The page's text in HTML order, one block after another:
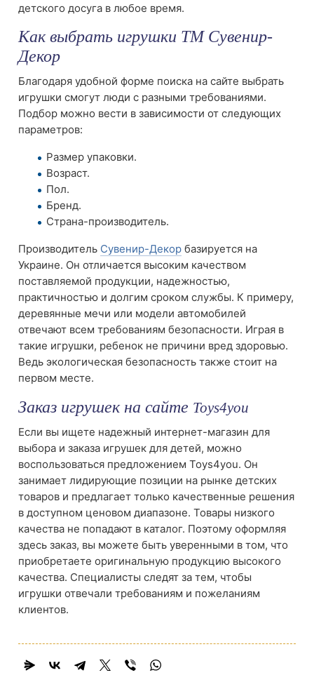
детского досуга в любое время.
Как выбрать игрушки ТМ Сувенир-
Декор
Благодаря удобной форме поиска на сайте выбрать
игрушки смогут люди с разными требованиями.
Подбор можно вести в зависимости от следующих
параметров:
Размер упаковки.
Возраст.
Пол.
Бренд.
Страна-производитель.
Производитель Сувенир-Декор базируется на
Украине. Он отличается высоким качеством
поставляемой продукции, надежностью,
практичностью и долгим сроком службы. К примеру,
деревянные мечи или модели автомобилей
отвечают всем требованиям безопасности. Играя в
такие игрушки, ребенок не причини вред здоровью.
Ведь экологическая безопасность также стоит на
первом месте.
Заказ игрушек на сайте Toys4you
Если вы ищете надежный интернет-магазин для
выбора и заказа игрушек для детей, можно
воспользоваться предложением Toys4you. Он
занимает лидирующие позиции на рынке детских
товаров и предлагает только качественные решения
в доступном ценовом диапазоне. Товары низкого
качества не попадают в каталог. Поэтому оформляя
здесь заказ, вы можете быть уверенными в том, что
приобретаете оригинальную продукцию высокого
качества. Специалисты следят за тем, чтобы
игрушки отвечали требованиям и пожеланиям
клиентов.